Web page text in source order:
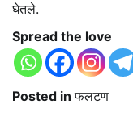
घेतले.
Spread the love
Posted inफलटण